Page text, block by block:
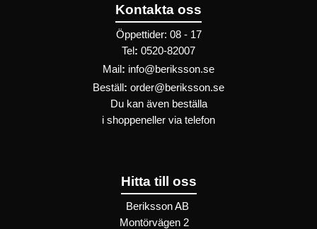
Kontakta oss
Öppettider: 08 - 17
Tel : 0520-82007
Mail : info@beriksson.se
Beställ : order@beriksson.se
Du kan även beställa
i shoppeneller via telefon
Hitta till oss
Beriksson AB
Montörvägen 2